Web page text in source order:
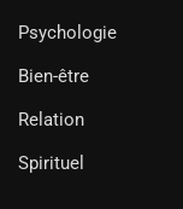
Psychologie
Bien-être
Relation
Spirituel